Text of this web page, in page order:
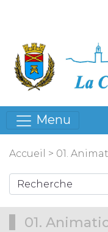
Menu
Accueil > 01.
01.